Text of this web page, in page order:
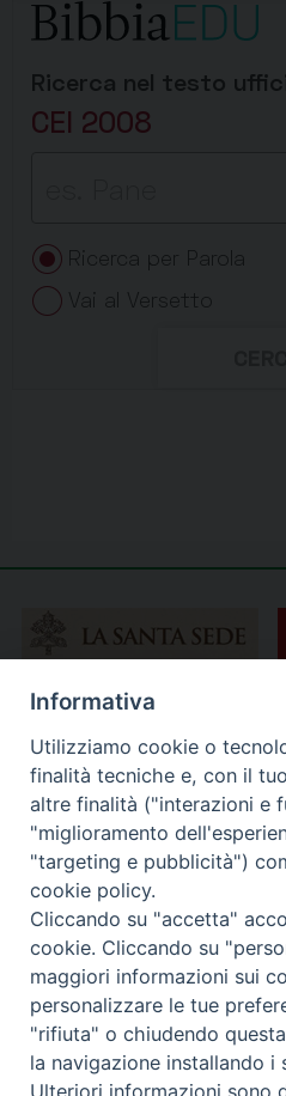
Informativa
Utilizziamo cookie o
finalità tecniche e, con il
altre finalità ("interazioni e
"miglioramento
"targeting e pubblicità")
cookie policy.
Cliccando su "accetta"
cookie. Cliccando su
maggiori informazioni sui
personalizzare le tue
"rifiuta" o chiudendo
la navigazione installando i
Ulteriori informazioni sono